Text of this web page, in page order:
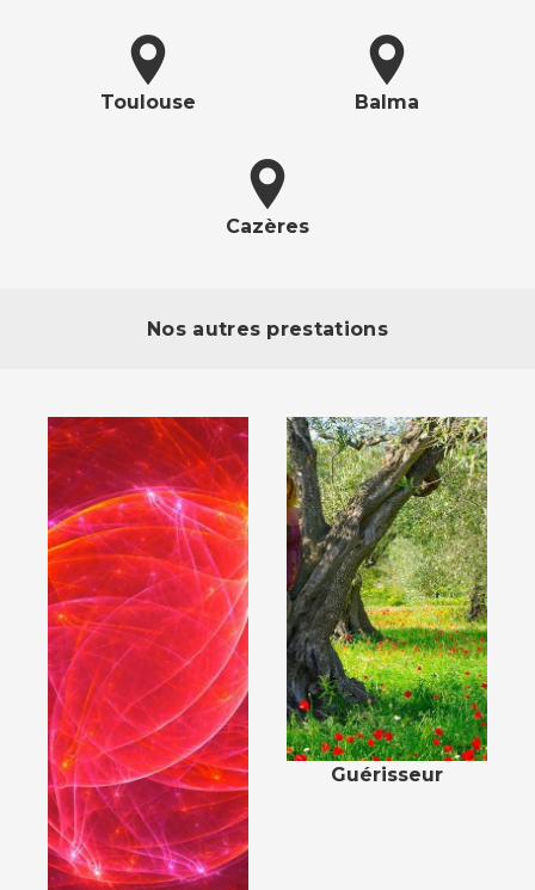
Toulouse Balma
Cazères
Nos autres prestations
Guérisseur